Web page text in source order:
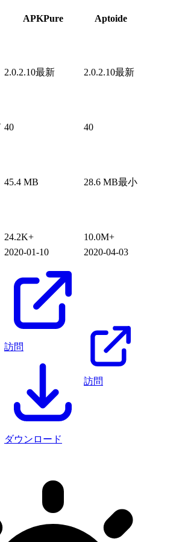
APKPure
Aptoide
2.0.2.10最新 2.0.2.10最新
40
40
45.4 MB 28.6 MB最小
24.2K+
10.0M+
2020-01-10 2020-04-03
訪問
ダウンロード
訪問